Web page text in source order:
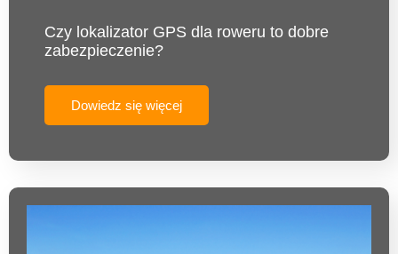
Czy lokalizator GPS dla roweru to dobre
zabezpieczenie?
Dowiedz się więcej